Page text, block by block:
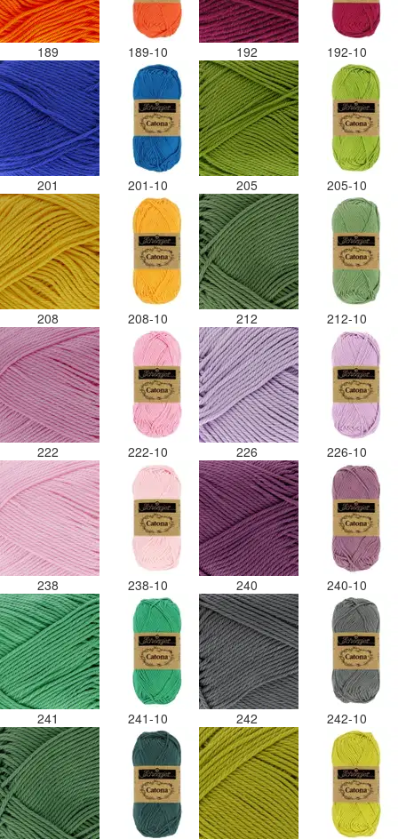
189 189-10 192 192-10
201 201-10 205 205-10
208 208-10 212 212-10
222 222-10 226 226-10
238 238-10 240 240-10
241 241-10 242 242-10